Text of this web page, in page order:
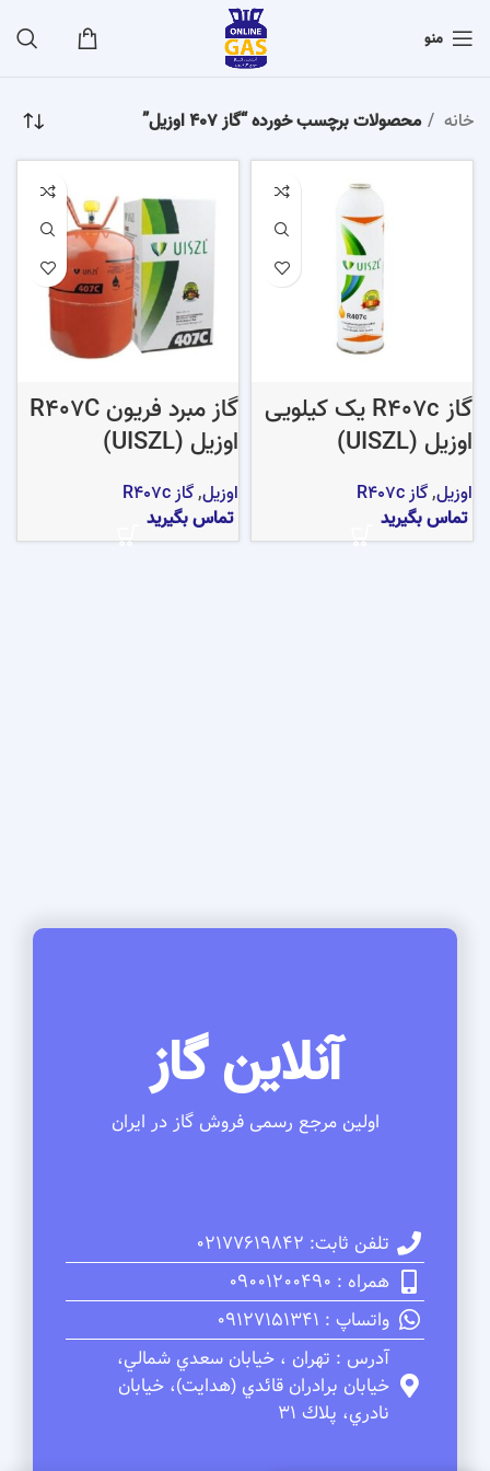
منو
خانه محصولات برچسب خورده “گاز 407 اوزیل”
گاز R407c یک کیلویی
اوزیل (UISZL)
اوزیل,گاز R407c
تماس بگیرید
گاز مبرد فریون R407C
اوزیل (UISZL)
اوزیل,گاز R407c
تماس بگیرید
آنلاین گاز
اولین مرجع رسمی فروش گاز در ایران
تلفن ثابت: 02177619842
همراه : 09001200490
واتساپ : 09127151341
آدرس : تهران ، خيابان سعدي شمالي،
خيابان برادران قائدي (هدايت)، خيابان
نادري، پلاك 31